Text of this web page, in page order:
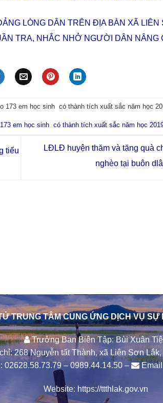
LÒNG DÂN TRÊN ĐỊA BÀN XÃ LIÊN
TRA, NHẮC NHỞ NGƯỜI DÂN NÂNG
173 em học sinh có thành tích xuất sắc năm học
em học sinh có thành tích xuất sắc năm học
tiểu
LĐLĐ huyện thăm và tặng quà
nghèo tại buôn
TRUNG TÂM CUNG ỨNG DỊCH VỤ
Trưởng Ban Biên Tập: Bùi Xuân
268 Nguyễn tất Thành, xã Liên Sơn
02628.58.73.79– 0989.44.14.50–
Website: https://ttthlak.gov.vn